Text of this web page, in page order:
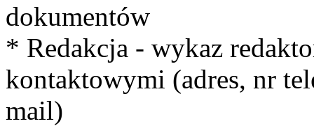
dokumentów
* Redakcja - wykaz
kontaktowymi (adres, nr
mail)